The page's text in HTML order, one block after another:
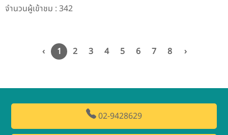
จำนวนผู้เข้าชม : 342
‹ 1 2 3 4 5 6 7 8 ›
02-9428629